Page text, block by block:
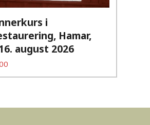
i
Hamar,
august 2026